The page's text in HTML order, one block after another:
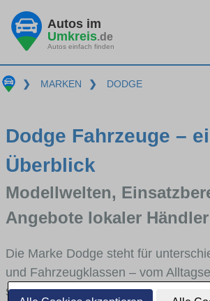
Autos im
Umkreis.de
Autos einfach finden
❯ MARKEN ❯ DODGE
Dodge Fahrzeuge –
Überblick
Modellwelten,
Angebote lokaler Händler
Die Marke Dodge steht für
und Fahrzeugklassen – vom
speziellen Anforderungen. Hier